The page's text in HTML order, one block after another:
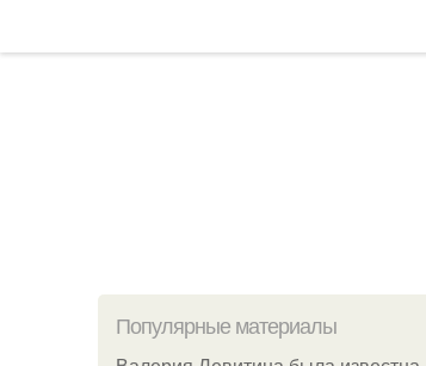
Популярные материалы